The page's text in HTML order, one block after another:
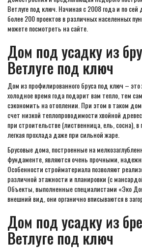
Ветлуге под ключ. Начиная с 2008 года и по
более 200 проектов в различных населенных
можете посмотреть на сайте.
Дом под усадку из
Ветлуге под ключ
Дом из профилированного бруса под ключ –
холодное время года подарит вам тепло, тем
сэкономить на отоплении. При этом в таком
счет низкой теплопроводимости хвойной
при строительстве (лиственница, ель, сосна), в
легкая прохлада даже при сильной жаре.
Брусовые дома, построенные на
фундаменте, являются очень прочными,
Особенности стройматериала позволяют
различной этажности и планировки (с
Объекты, выполненные специалистами «Эко
внешний вид, они органично вписываются в
Дом под усадку из
Ветлуге под ключ